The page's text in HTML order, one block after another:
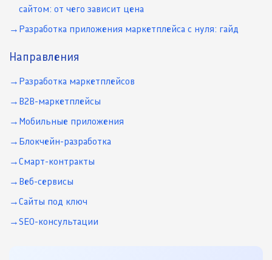
сайтом: от чего зависит цена
Разработка приложения маркетплейса с нуля: гайд
Направления
Разработка маркетплейсов
B2B-маркетплейсы
Мобильные приложения
Блокчейн-разработка
Смарт-контракты
Веб-сервисы
Сайты под ключ
SEO-консультации